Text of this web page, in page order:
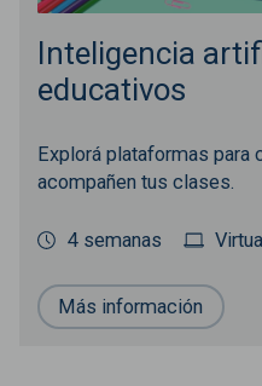
Inteligencia
educativos
Explorá plataformas para
acompañen tus clases.
4 semanas
Más información